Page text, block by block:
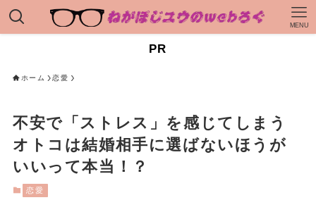
MENU
PR
ホーム 恋愛
不安で「ストレス」を感じてしまう
オトコは結婚相手に選ばないほうが
いいって本当！？
恋愛